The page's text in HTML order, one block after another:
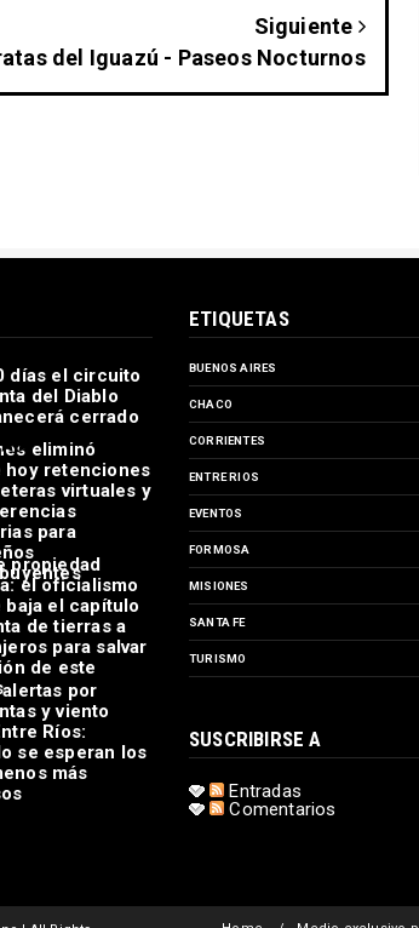
Siguiente
del Iguazú - Paseos Nocturnos
días el circuito
del Diablo
cerrado
eliminó
hoy retenciones
virtuales y
para
propiedad
el oficialismo
baja el capítulo
de tierras a
para salvar
de este
por
y viento
Ríos:
se esperan los
más
ETIQUETAS
BUENOS AIRES
CHACO
CORRIENTES
ENTRE RIOS
EVENTOS
FORMOSA
MISIONES
SANTA FE
TURISMO
SUSCRIBIRSE A
Entradas
Comentarios